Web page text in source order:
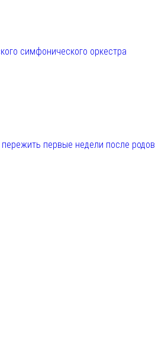
симфонического оркестра
первые недели после родов